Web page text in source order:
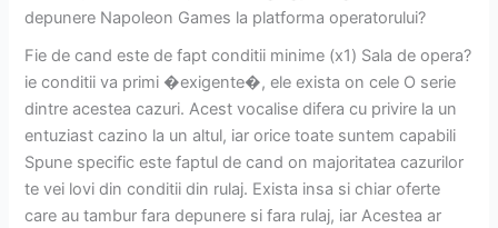
depunere Napoleon Games la platforma operatorului?
Fie de cand este de fapt conditii minime (x1) Sala de opera?
ie conditii va primi �exigente�, ele exista on cele O serie
dintre acestea cazuri. Acest vocalise difera cu privire la un
entuziast cazino la un altul, iar orice toate suntem capabili
Spune specific este faptul de cand on majoritatea cazurilor
te vei lovi din conditii din rulaj. Exista insa si chiar oferte
care au tambur fara depunere si fara rulaj, iar Acestea ar